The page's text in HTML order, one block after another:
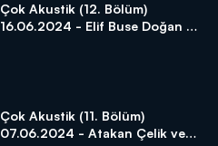
Çok Akustik (12. Bölüm)
16.06.2024 - Elif Buse Doğan ve
Çok Akustik (11. Bölüm)
07.06.2024 - Atakan Çelik ve